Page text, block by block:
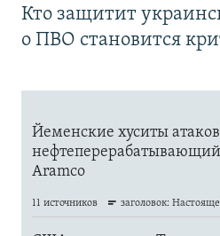
Кто защитит
о ПВО становится